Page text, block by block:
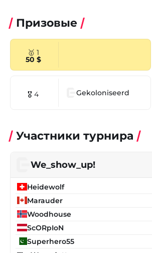
Призовые
🥇 1
50 $
🎖 4 Gekoloniseerd
Участники турнира
We_show_up!
Heidewolf
Marauder
Woodhouse
ScORpIoN
Superhero55